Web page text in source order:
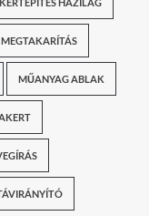
MEGTAKARÍTÁS
MŰANYAG ABLAK